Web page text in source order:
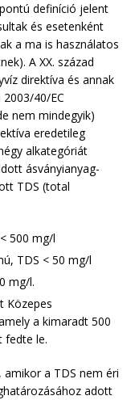
definíció jelent
és esetenként
a ma is használatos
A XX. század
direktíva és annak
40/EC
nem mindegyik)
eredetileg
alkategóriát
ásványianyag-
TDS (total
500 mg/l
TDS < 50 mg/l
mg/l.
Közepes
a kimaradt 500
fedte le.
a TDS nem éri
adott